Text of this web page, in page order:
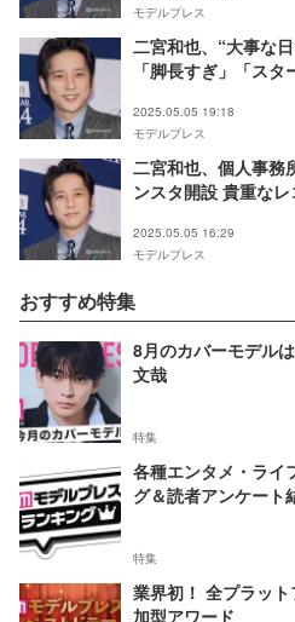
モデルプレス
二宮和也、“大事な
「脚長すぎ」「スタ
2025.05.05 19:18
モデルプレス
二宮和也、個人事務
ンスタ開設 貴重な
2025.05.05 16:29
モデルプレス
おすすめ特集
8月のカバーモデル
文哉
特集
各種エンタメ・ライ
グ＆読者アンケート
特集
業界初！ 全プラッ
加型アワード